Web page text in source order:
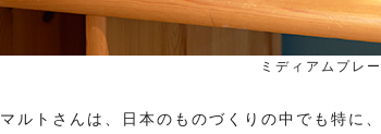
ミディアムプレ
マルトさんは、日本のものづくりの中でも特に